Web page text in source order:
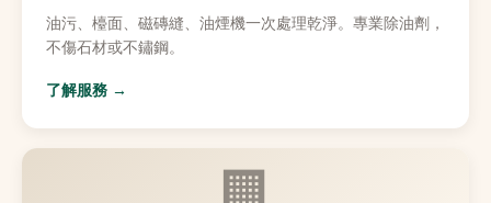
油污、檯面、磁磚縫、油煙機一次處理乾淨。專業除油劑，
不傷石材或不鏽鋼。
了解服務 →